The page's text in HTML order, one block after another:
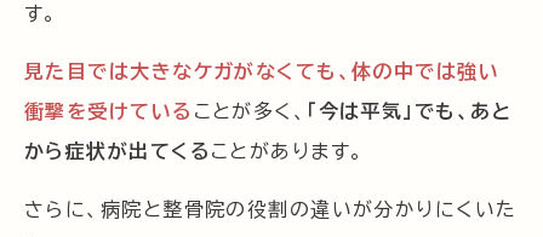
す。
見た目では大きなケガがなくても、体の中では強い
衝撃を受けている ことが多く、 「今は平気」でも、あと
から症状が出てくる ことがあります。
さらに、病院と整骨院の役割の違いが分かりにくいた